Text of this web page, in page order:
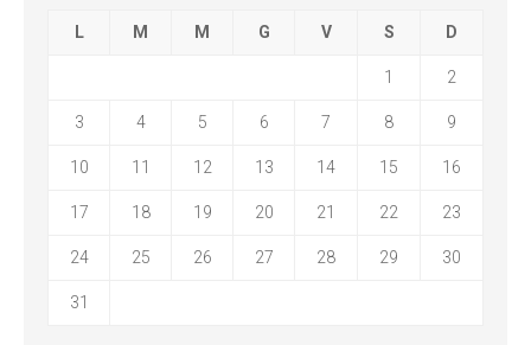
L M M G V S D
1 2
3 4 5 6 7 8 9
10 11 12 13 14 15 16
17 18 19 20 21 22 23
24 25 26 27 28 29 30
31